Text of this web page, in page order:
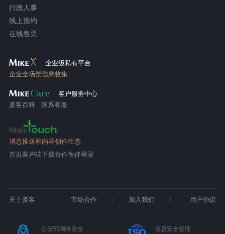
行政人事
线上预约
在线售票
企业级私有平台
企业全场景信息收集
客户服务中心
麦客百科
联系客服
消息推送和内容创作生态
首页客户端下载合作伙伴登录
关于麦客 市场合作 加入我们 用户协议
公安部网络安全
信息安全管理